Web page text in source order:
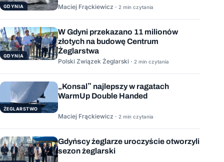
GDYNIA Maciej Frąckiewicz · 2 min czytania
GDYNIA
W Gdyni przekazano 11 milionów
złotych na budowę Centrum
Żeglarstwa
Polski Związek Żeglarski · 2 min czytania
ŻEGLARSTWO
„Konsal” najlepszy w ragatach
WarmUp Double Handed
Maciej Frąckiewicz · 2 min czytania
Gdyńscy żeglarze uroczyście otworzyli
sezon żeglarski